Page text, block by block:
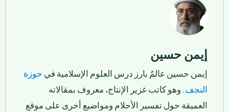
إيمن حسين
إيمن حسين عالمٌ بارز درس العلوم الإسلامية في حوزة
النجف. وهو كاتب غزير الإنتاج، معروف بمقالاته
العميقة حول تفسير الأحلام ومواضيع أخرى على موقع